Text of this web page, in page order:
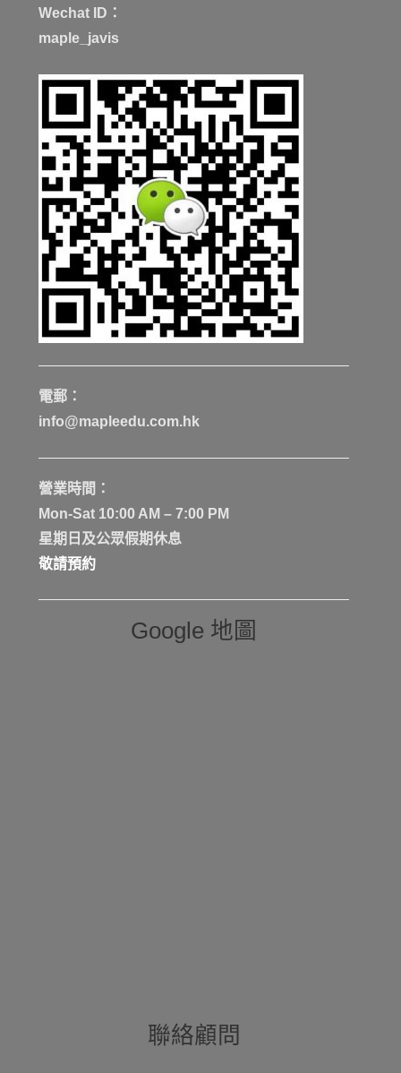
Wechat ID：
maple_javis
電郵：
info@mapleedu.com.hk
營業時間：
Mon-Sat 10:00 AM – 7:00 PM
星期日及公眾假期休息
敬請預約
Google 地圖
聯絡顧問